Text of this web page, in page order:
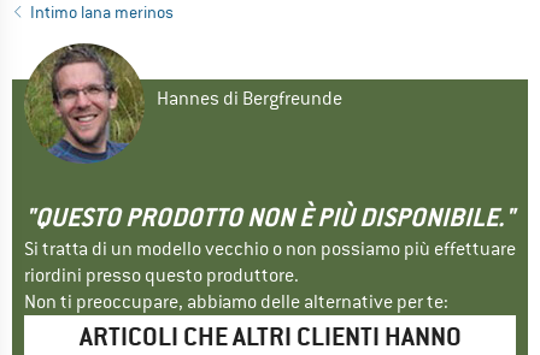
Intimo lana merinos
Hannes di Bergfreunde
"QUESTO PRODOTTO NON È PIÙ DISPONIBILE."
Si tratta di un modello vecchio o non possiamo più effettuare
riordini presso questo produttore.
Non ti preoccupare, abbiamo delle alternative per te:
ARTICOLI CHE ALTRI CLIENTI HANNO